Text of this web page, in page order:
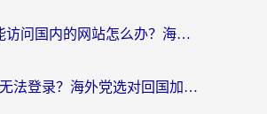
在国外不能访问国内的网站怎么办？海外党必看的无缝回国上网指南
12123国外无法登录？海外党选对回国加速器，轻松解决国内资源访问难题